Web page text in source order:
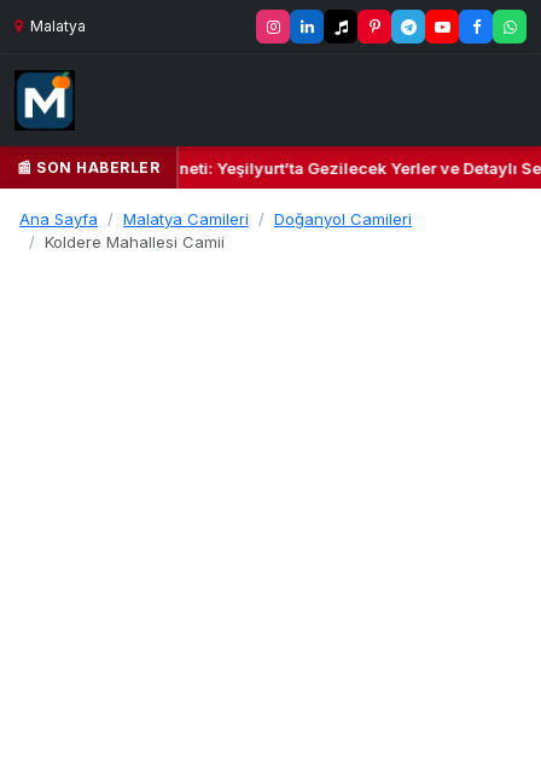
Malatya
📰 SON HABERLER
Kalbi ve Kültür Cenneti: Yeşilyurt’ta Gezilecek Yerler ve Detaylı
Ana Sayfa Malatya Camileri
Doğanyol Camileri
Koldere Mahallesi Camii